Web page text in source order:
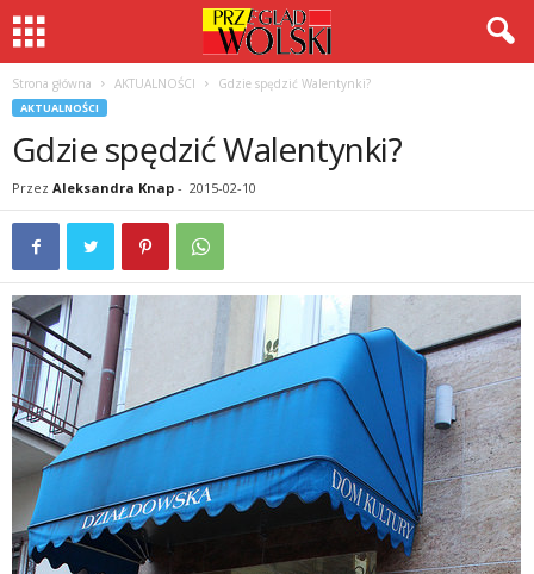
Strona główna AKTUALNOŚCI Gdzie spędzić Walentynki?
AKTUALNOŚCI
Gdzie spędzić Walentynki?
Przez Aleksandra Knap - 2015-02-10